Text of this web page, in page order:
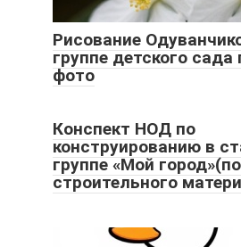
Рисование
группе детского сада
фото
Конспект НОД по
конструированию в
группе «Мой
строительного